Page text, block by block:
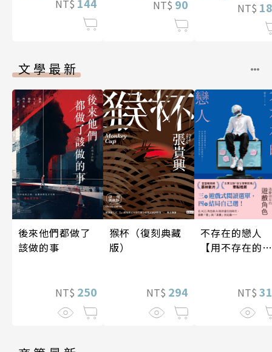
NT$
NT$ 90
NT$
文學最新
後來他們都做了
該做的事
NT$ 250
猴杯（復刻典藏
版）
NT$ 294
不存在的戀人
【用不存在的
NT$